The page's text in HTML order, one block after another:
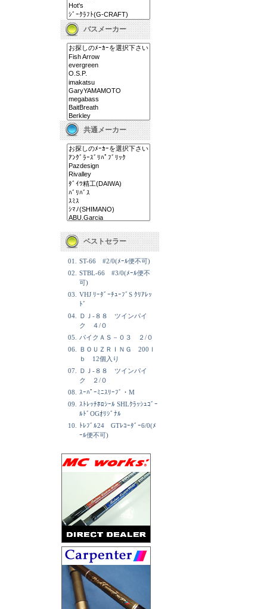
バスメーカー
共通メーカー
ベストセラー
01.
ST-66 #2/0(ﾒｰﾙ便不可)
02.
STBL-66 #3/0(ﾒｰﾙ便不
可)
03.
VHJ ﾘｰﾀﾞｰﾁｭｰﾌﾞS ｸﾘｱﾚｯ
ﾄﾞ
04.
ＤＪ-８８ ツインパイ
ク ４/０
05.
パイクＡＳ－０３ ２/０
06.
ＢＯＵＺＲＩＮＧ 200ｌ
ｂ 12個入り
07.
ＤＪ-８８ ツインパイ
ク ２/０
08.
ｽｰﾊﾟｰﾐﾆｽﾘｰﾌﾞ・M
09.
ｽﾄﾚｯﾁﾎﾛｼｰﾙ SHLｸﾗｯｼｭｺﾞｰ
ﾙﾄﾞOGｵﾘｼﾞﾅﾙ
10.
ﾄﾚﾌﾞﾙ24 GTﾚｺｰﾀﾞｰ6/0(ﾒ
ｰﾙ便不可)